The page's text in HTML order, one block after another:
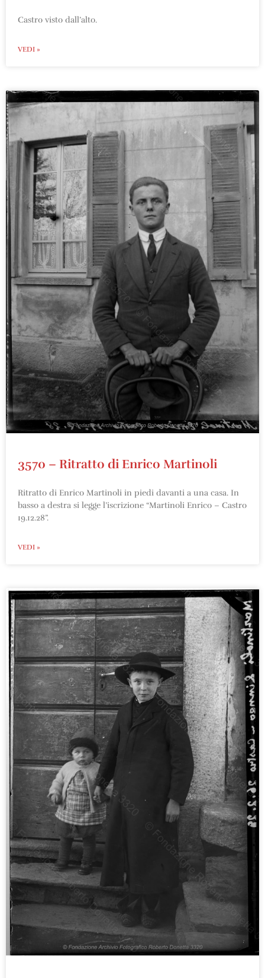
Castro visto dall’alto.
VEDI »
3570 – Ritratto di Enrico Martinoli
Ritratto di Enrico Martinoli in piedi davanti a una casa. In
basso a destra si legge l’iscrizione “Martinoli Enrico – Castro
19.12.28”.
VEDI »